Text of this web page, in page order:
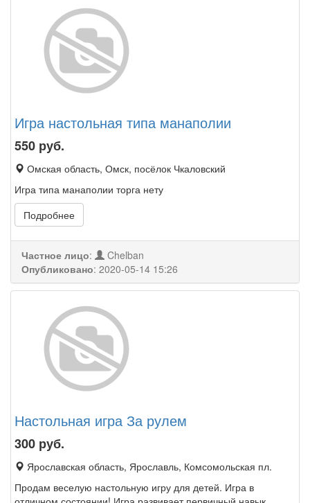
Игра настольная типа манаполии
550 руб.
Омская область, Омск, посёлок Чкаловский
Игра типа манаполии торга нету
Подробнее
Частное лицо:
Chelban
Опубликовано: 2020-05-14 15:26
Настольная игра За рулем
300 руб.
Ярославская область, Ярославль, Комсомольская пл.
Продам веселую настольную игру для детей. Игра в